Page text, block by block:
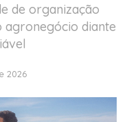
de organização
agronegócio diante
2026